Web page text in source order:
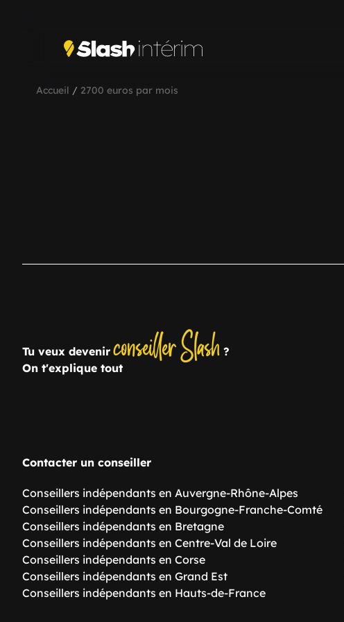
Accueil / 2700 euros par mois
Tu veux devenirconseiller Slash ?
On t'explique tout
Contacter un conseiller
Conseillers indépendants en Auvergne-Rhône-Alpes
Conseillers indépendants en Bourgogne-Franche-Comté
Conseillers indépendants en Bretagne
Conseillers indépendants en Centre-Val de Loire
Conseillers indépendants en Corse
Conseillers indépendants en Grand Est
Conseillers indépendants en Hauts-de-France